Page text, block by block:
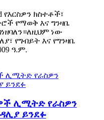
የእርስዎን ክስተቶች፣
የማወቅ እና ግንዛቤ
ነው
የግብይት እና የግንዛቤ
ዓ.ም.
ሊሚትድ የራስዎን
ይንደፉ